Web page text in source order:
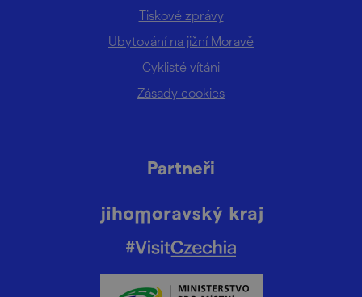
Tiskové zprávy
Ubytování na jižní Moravě
Cyklisté vítáni
Zásady cookies
Partneři